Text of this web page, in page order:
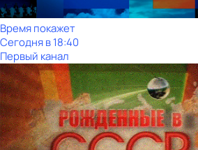
Время покажет
Сегодня в 18:40
Первый канал